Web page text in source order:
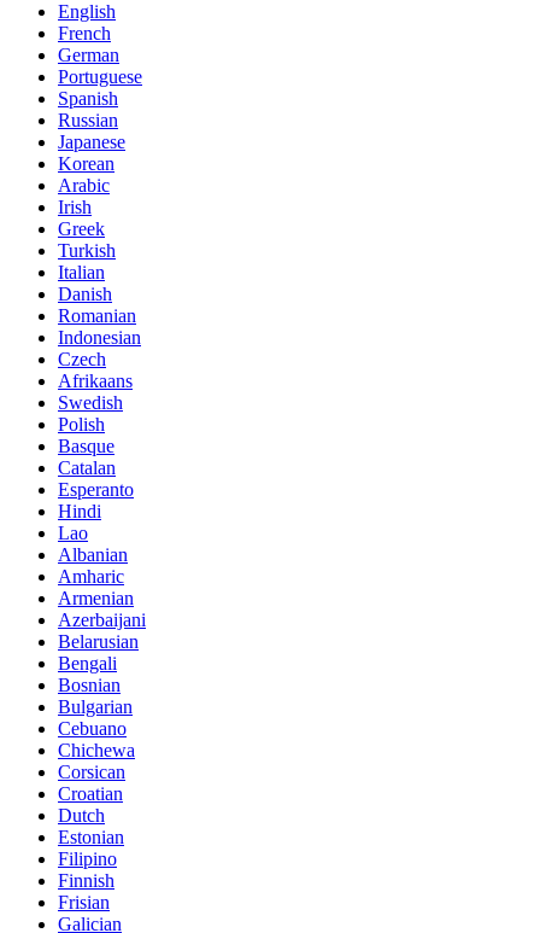
English
French
German
Portuguese
Spanish
Russian
Japanese
Korean
Arabic
Irish
Greek
Turkish
Italian
Danish
Romanian
Indonesian
Czech
Afrikaans
Swedish
Polish
Basque
Catalan
Esperanto
Hindi
Lao
Albanian
Amharic
Armenian
Azerbaijani
Belarusian
Bengali
Bosnian
Bulgarian
Cebuano
Chichewa
Corsican
Croatian
Dutch
Estonian
Filipino
Finnish
Frisian
Galician